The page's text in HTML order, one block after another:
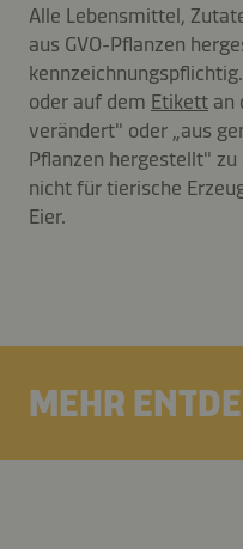
Alle Lebensmittel,
aus GVO-Pflanzen
oder auf dem Etikett an
verändert" oder „aus
Pflanzen hergestellt"
nicht für tierische
Eier.
MEHR